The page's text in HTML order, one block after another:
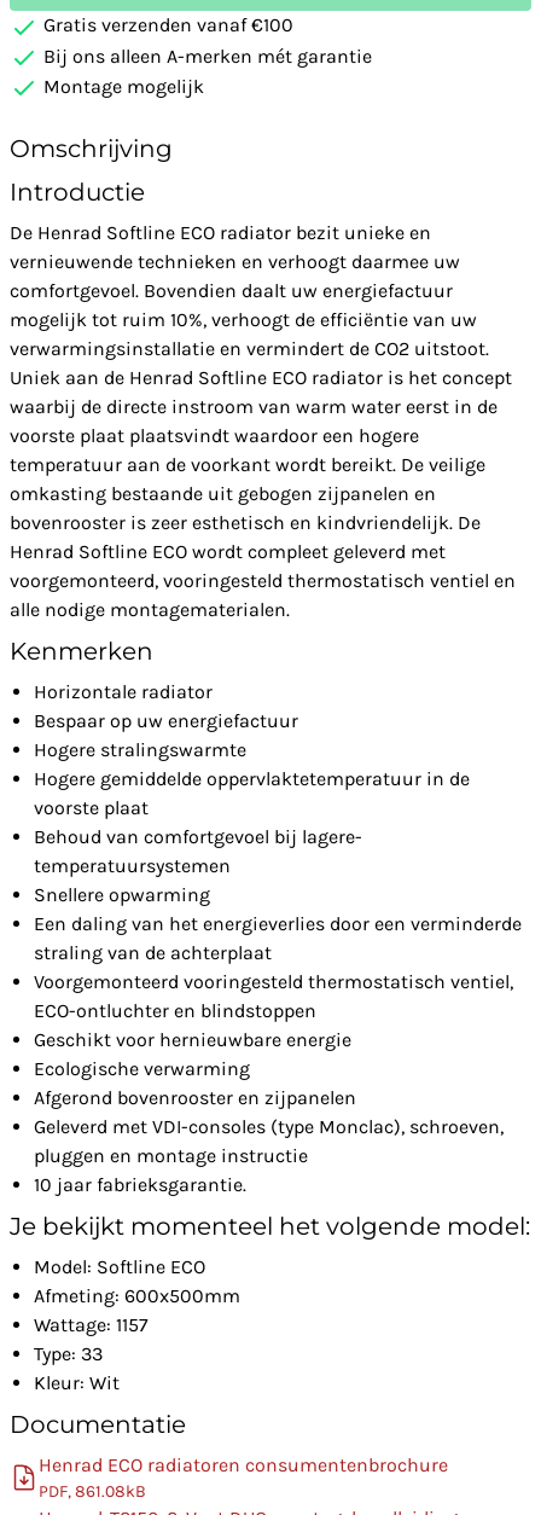
Gratis verzenden vanaf €100
Bij ons alleen A-merken mét garantie
Montage mogelijk
Omschrijving
Introductie
De Henrad Softline ECO radiator bezit unieke en
vernieuwende technieken en verhoogt daarmee uw
comfortgevoel. Bovendien daalt uw energiefactuur
mogelijk tot ruim 10%, verhoogt de efficiëntie van uw
verwarmingsinstallatie en vermindert de CO2 uitstoot.
Uniek aan de Henrad Softline ECO radiator is het concept
waarbij de directe instroom van warm water eerst in de
voorste plaat plaatsvindt waardoor een hogere
temperatuur aan de voorkant wordt bereikt. De veilige
omkasting bestaande uit gebogen zijpanelen en
bovenrooster is zeer esthetisch en kindvriendelijk. De
Henrad Softline ECO wordt compleet geleverd met
voorgemonteerd, vooringesteld thermostatisch ventiel en
alle nodige montagematerialen.
Kenmerken
Horizontale radiator
Bespaar op uw energiefactuur
Hogere stralingswarmte
Hogere gemiddelde oppervlaktetemperatuur in de
voorste plaat
Behoud van comfortgevoel bij lagere-
temperatuursystemen
Snellere opwarming
Een daling van het energieverlies door een verminderde
straling van de achterplaat
Voorgemonteerd vooringesteld thermostatisch ventiel,
ECO-ontluchter en blindstoppen
Geschikt voor hernieuwbare energie
Ecologische verwarming
Afgerond bovenrooster en zijpanelen
Geleverd met VDI-consoles (type Monclac), schroeven,
pluggen en montage instructie
10 jaar fabrieksgarantie.
Je bekijkt momenteel het volgende model:
Model: Softline ECO
Afmeting: 600x500mm
Wattage: 1157
Type: 33
Kleur: Wit
Documentatie
Henrad ECO radiatoren consumentenbrochure
PDF, 861.08kB